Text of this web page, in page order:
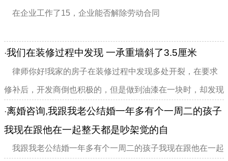
在企业工作了15，企业能否解除劳动合同
·我们在装修过程中发现 一承重墙斜了3.5厘米
律师你好!我家的房子在装修过程中发现多处开裂，在要求
修补后，开发商倒也积极的，但是做到油漆在一块时，却发现
一承重墙垂直度斜了3.5厘米，并有开裂，大门口也有斜了3厘
米，我想问问像这种情况我可以要求开放商做...
·离婚咨询,我跟我老公结婚一年多有个一周二的孩子
我现在跟他在一起整天都是吵架觉的自
我跟我老公结婚一年多有个一周二的孩子我现在跟他在一起